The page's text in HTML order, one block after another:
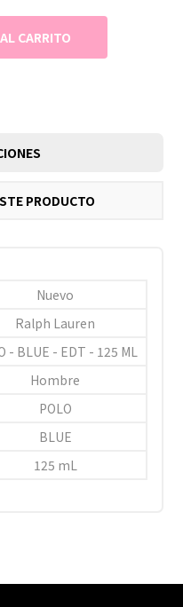
PRODUCTO
Nuevo
Ralph Lauren
- BLUE - EDT - 125 ML
Hombre
POLO
BLUE
125 mL